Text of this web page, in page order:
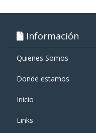
Información
Quienes Somos
Donde estamos
Inicio
Links